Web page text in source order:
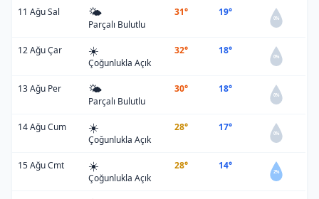
11 Ağu Sal 🌤️
Parçalı Bulutlu
31° 19°
0%
12 Ağu Çar ☀️
Çoğunlukla Açık
32° 18°
0%
13 Ağu Per 🌤️
Parçalı Bulutlu
30° 18°
0%
14 Ağu Cum ☀️
Çoğunlukla Açık
28° 17°
0%
15 Ağu Cmt ☀️
Çoğunlukla Açık
28° 14°
2%